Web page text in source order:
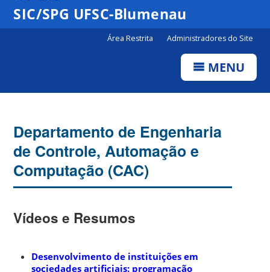
Canais
SIC/SPG UFSC-Blumenau
Área Restrita Administradores do Site
MENU
Departamento de Engenharia
de Controle, Automação e
Computação (CAC)
Vídeos e Resumos
Desenvolvimento de instituições em
sociedades artificiais: programação